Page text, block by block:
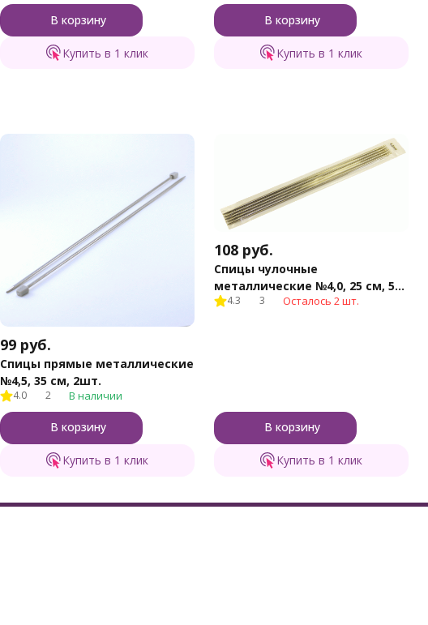
В корзину
Купить в 1 клик
В корзину
Купить в 1 клик
99 руб.
Спицы прямые металлические
№4,5, 35 см, 2шт.
4.0 2 В наличии
В корзину
Купить в 1 клик
108 руб.
Спицы чулочные
металлические №4,0, 25 см, 5
шт.
4.3 3 Осталось 2 шт.
В корзину
Купить в 1 клик